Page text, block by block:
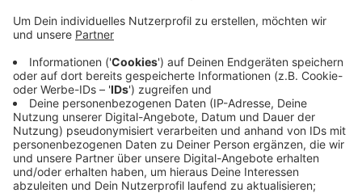
begonnen und dann steigt auch wieder die Zahl der
hat deshalb gestern einen Schwerpunkteinsatz
durchgeführt. Weil es letzten Monat besonders viele
Einbrüche in Wetter und Herdecke gab, hat sich die
Polizei auf diese beiden Städte konzentiert. Auch eine
Hundertschaft war im Einsatz. Knapp 100 Fahrzeuge
wurden angehalten. Bei der Kontrolle eines Wagens
trafen die Beamten zwei Männer an, die in Sachen